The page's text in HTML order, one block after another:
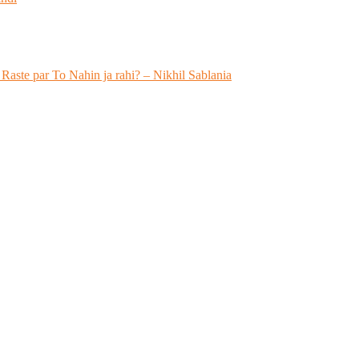
Raste par To Nahin ja rahi? – Nikhil Sablania